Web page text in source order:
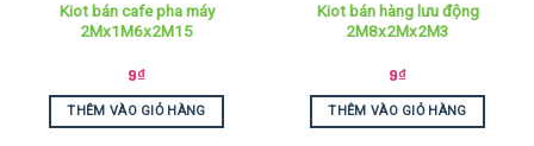
Kiot bán cafe pha máy
2Mx1M6x2M15
9₫
THÊM VÀO GIỎ HÀNG
Kiot bán hàng lưu động
2M8x2Mx2M3
9₫
THÊM VÀO GIỎ HÀNG